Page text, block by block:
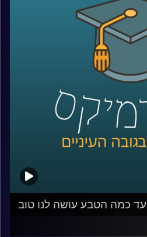
שהאנושות
ניתן לקיים חיים
הארץ? במה זה כרוך?
שזה יקרה? | הפרק
זה לא מה שהיה פעם
כמה הטבע עושה לנו טוב